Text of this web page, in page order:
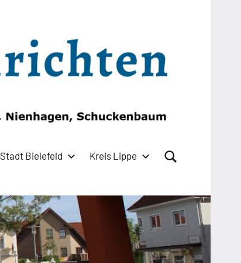
Stadt Bielefeld Kreis Lippe